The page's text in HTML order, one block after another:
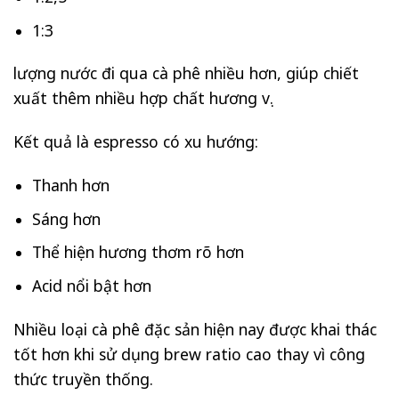
1:3
lượng nước đi qua cà phê nhiều hơn, giúp chiết
xuất thêm nhiều hợp chất hương vị.
Kết quả là espresso có xu hướng:
Thanh hơn
Sáng hơn
Thể hiện hương thơm rõ hơn
Acid nổi bật hơn
Nhiều loại cà phê đặc sản hiện nay được khai thác
tốt hơn khi sử dụng brew ratio cao thay vì công
thức truyền thống.